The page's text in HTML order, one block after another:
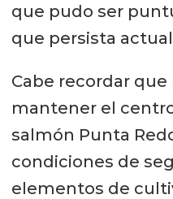
que pudo ser
que persista
Cabe recordar que
mantener el
salmón Punta
condiciones de
elementos de